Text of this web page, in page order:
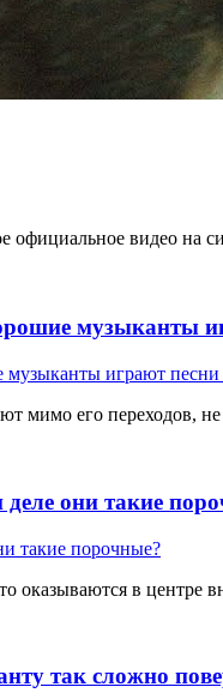
видео на
музыканты
мимо его переходов,
они такие
оказываются в центре
так сложно